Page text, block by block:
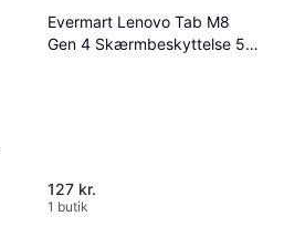
Evermart Lenovo Tab M8
Gen 4 Skærmbeskyttelse 5
127 kr.
1 butik